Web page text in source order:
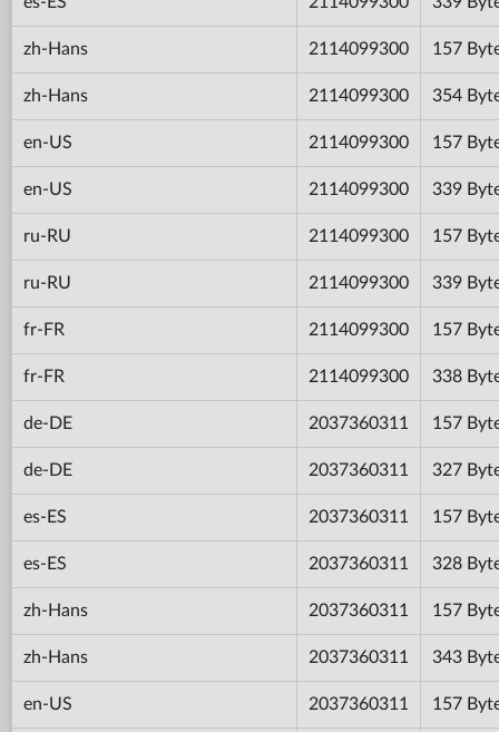
zh-Hans 2114099300 157
zh-Hans 2114099300 354
en-US 2114099300 157
en-US 2114099300 339
ru-RU 2114099300 157
ru-RU 2114099300 339
fr-FR 2114099300 157
fr-FR 2114099300 338
de-DE 2037360311 157
de-DE 2037360311 327
es-ES 2037360311 157
es-ES 2037360311 328
zh-Hans 2037360311 157
zh-Hans 2037360311 343
en-US 2037360311 157